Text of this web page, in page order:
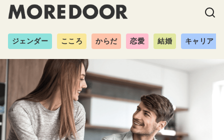
ジェンダー こころ からだ 恋愛 結婚 キャリア